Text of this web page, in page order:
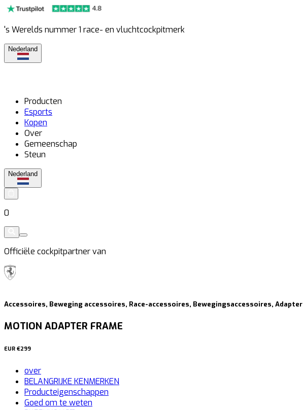
's Werelds nummer 1 race- en vluchtcockpitmerk
Nederland
Producten
Esports
Kopen
Over
Gemeenschap
Steun
Nederland
0
Officiële cockpitpartner van
Accessoires, Beweging accessoires, Race-accessoires, Bewegingsaccessoires, Adapter
MOTION ADAPTER FRAME
EUR €299
over
BELANGRIJKE KENMERKEN
Producteigenschappen
Goed om te weten